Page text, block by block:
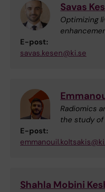
Savas
Optimizing
E-post:
savas.kesen@ki.se
Radiomics
the study
E-post:
Shahla Mobini